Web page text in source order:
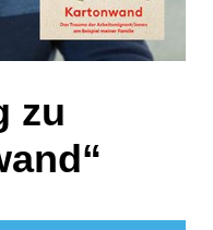
zu